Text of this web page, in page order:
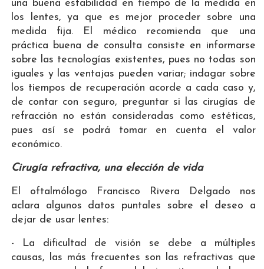
una buena estabilidad en tiempo de la medida en
los lentes, ya que es mejor proceder sobre una
medida fija. El médico recomienda que una
práctica buena de consulta consiste en informarse
sobre las tecnologías existentes, pues no todas son
iguales y las ventajas pueden variar; indagar sobre
los tiempos de recuperación acorde a cada caso y,
de contar con seguro, preguntar si las cirugías de
refracción no están consideradas como estéticas,
pues así se podrá tomar en cuenta el valor
económico.
Cirugía refractiva, una elección de vida
El oftalmólogo Francisco Rivera Delgado nos
aclara algunos datos puntales sobre el deseo a
dejar de usar lentes:
- La dificultad de visión se debe a múltiples
causas, las más frecuentes son las refractivas que